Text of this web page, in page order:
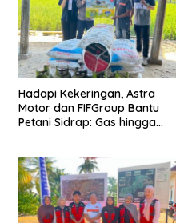
Hadapi Kekeringan, Astra
Motor dan FIFGroup Bantu
Petani Sidrap: Gas hingga